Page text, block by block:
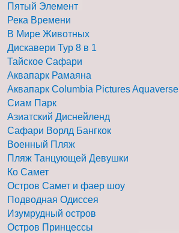
Пятый Элемент
Река Времени
В Мире Животных
Дискавери Тур 8 в 1
Тайское Сафари
Аквапарк Рамаяна
Аквапарк Columbia Pictures Aquaverse
Сиам Парк
Азиатский Диснейленд
Сафари Ворлд Бангкок
Военный Пляж
Пляж Танцующей Девушки
Ко Самет
Остров Самет и фаер шоу
Подводная Одиссея
Изумрудный остров
Остров Принцессы